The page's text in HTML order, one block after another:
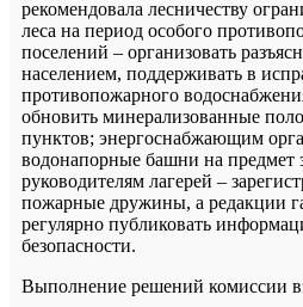
рекомендовала лесничеству
леса на период особого
поселений – организовать
населением, поддерживать в
противопожарного
обновить минерализованные
пунктов; энергоснабжающим
водонапорные башни на предмет
руководителям лагерей –
пожарные дружины, а редакции
регулярно публиковать
безопасности.
Выполнение решений комиссии